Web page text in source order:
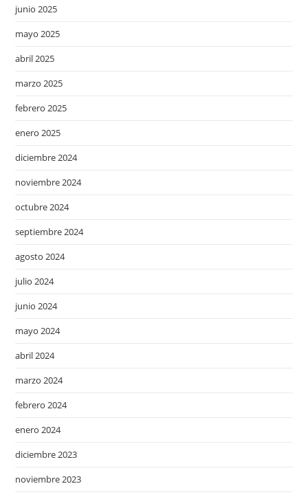
junio 2025
mayo 2025
abril 2025
marzo 2025
febrero 2025
enero 2025
diciembre 2024
noviembre 2024
octubre 2024
septiembre 2024
agosto 2024
julio 2024
junio 2024
mayo 2024
abril 2024
marzo 2024
febrero 2024
enero 2024
diciembre 2023
noviembre 2023